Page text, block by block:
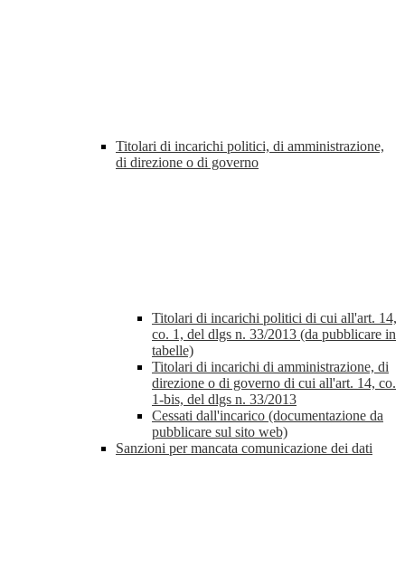
Titolari di incarichi politici, di amministrazione,
di direzione o di governo
Titolari di incarichi politici di cui all'art. 14,
co. 1, del dlgs n. 33/2013 (da pubblicare in
tabelle)
Titolari di incarichi di amministrazione, di
direzione o di governo di cui all'art. 14, co.
1-bis, del dlgs n. 33/2013
Cessati dall'incarico (documentazione da
pubblicare sul sito web)
Sanzioni per mancata comunicazione dei dati